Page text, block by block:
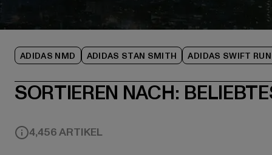
ADIDAS NMD ADIDAS STAN SMITH ADIDAS SWIFT RUN
SORTIEREN NACH:
4,456 ARTIKEL